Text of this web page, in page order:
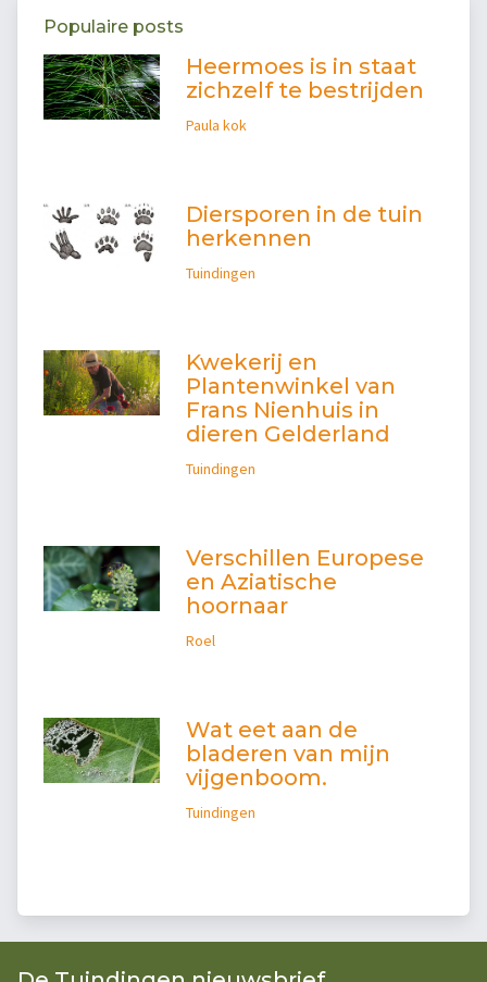
Populaire posts
Heermoes is in staat
zichzelf te bestrijden
Paula kok
Diersporen in de tuin
herkennen
Tuindingen
Kwekerij en
Plantenwinkel van
Frans Nienhuis in
dieren Gelderland
Tuindingen
Verschillen Europese
en Aziatische
hoornaar
Roel
Wat eet aan de
bladeren van mijn
vijgenboom.
Tuindingen